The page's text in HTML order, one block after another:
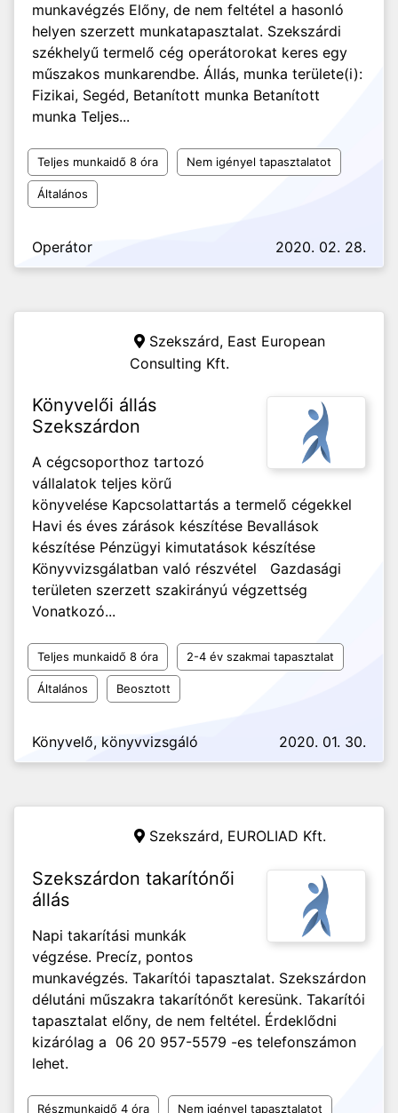
munkavégzés Előny, de nem feltétel a hasonló
helyen szerzett munkatapasztalat. Szekszárdi
székhelyű termelő cég operátorokat keres egy
műszakos munkarendbe. Állás, munka területe(i):
Fizikai, Segéd, Betanított munka Betanított
munka Teljes...
Teljes munkaidő 8 óra Nem igényel tapasztalatot
Általános
Operátor 2020. 02. 28.
Szekszárd, East European
Consulting Kft.
Könyvelői állás
Szekszárdon
A cégcsoporthoz tartozó
vállalatok teljes körű
könyvelése Kapcsolattartás a termelő cégekkel
Havi és éves zárások készítése Bevallások
készítése Pénzügyi kimutatások készítése
Könyvvizsgálatban való részvétel Gazdasági
területen szerzett szakirányú végzettség
Vonatkozó...
Teljes munkaidő 8 óra 2-4 év szakmai tapasztalat
Általános Beosztott
Könyvelő, könyvvizsgáló 2020. 01. 30.
Szekszárd, EUROLIAD Kft.
Szekszárdon takarítónői
állás
Napi takarítási munkák
végzése. Precíz, pontos
munkavégzés. Takarítói tapasztalat. Szekszárdon
délutáni műszakra takarítónőt keresünk. Takarítói
tapasztalat előny, de nem feltétel. Érdeklődni
kizárólag a 06 20 957-5579 -es telefonszámon
lehet.
Részmunkaidő 4 óra Nem igényel tapasztalatot